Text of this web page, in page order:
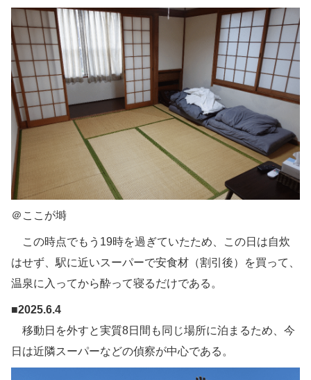
＠ここが塒
この時点でもう19時を過ぎていたため、この日は自炊
はせず、駅に近いスーパーで安食材（割引後）を買って、
温泉に入ってから酔って寝るだけである。
■2025.6.4
移動日を外すと実質8日間も同じ場所に泊まるため、今
日は近隣スーパーなどの偵察が中心である。